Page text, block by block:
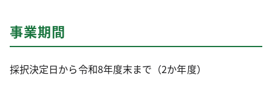
事業期間
採択決定日から令和8年度末まで（2か年度）